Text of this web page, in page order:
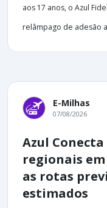
aos 17 anos, o Azul
relâmpago de adesão
E-Milhas
07/08/2026
Azul
regionais
as rotas
estimados